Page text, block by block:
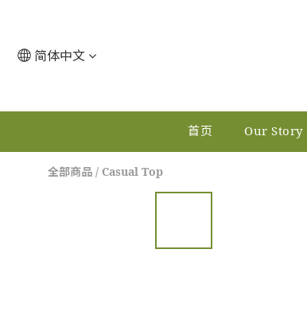
简体中文
首页 Our Story
全部商品 / Casual Top